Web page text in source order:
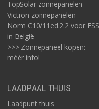
TopSolar zonnepanelen
Victron zonnepanelen
Norm C10/11ed.2.2 voor ESS
in België
>>> Zonnepaneel kopen:
méér info!
LAADPAAL THUIS
Laadpunt thuis